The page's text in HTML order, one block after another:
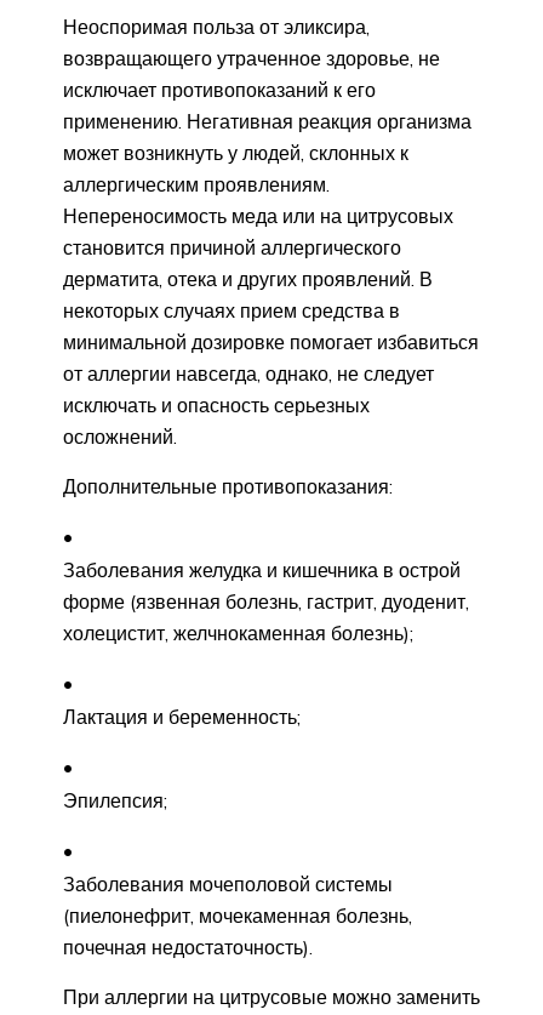
Неоспоримая польза от эликсира,
возвращающего утраченное здоровье, не
исключает противопоказаний к его
применению. Негативная реакция организма
может возникнуть у людей, склонных к
аллергическим проявлениям.
Непереносимость меда или на цитрусовых
становится причиной аллергического
дерматита, отека и других проявлений. В
некоторых случаях прием средства в
минимальной дозировке помогает избавиться
от аллергии навсегда, однако, не следует
исключать и опасность серьезных
осложнений.
Дополнительные противопоказания:
Заболевания желудка и кишечника в острой
форме (язвенная болезнь, гастрит, дуоденит,
холецистит, желчнокаменная болезнь);
Лактация и беременность;
Эпилепсия;
Заболевания мочеполовой системы
(пиелонефрит, мочекаменная болезнь,
почечная недостаточность).
При аллергии на цитрусовые можно заменить